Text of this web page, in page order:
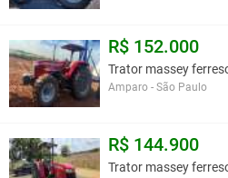
R$ 152.000
Trator massey
Amparo - São Paulo
R$ 144.900
Trator massey